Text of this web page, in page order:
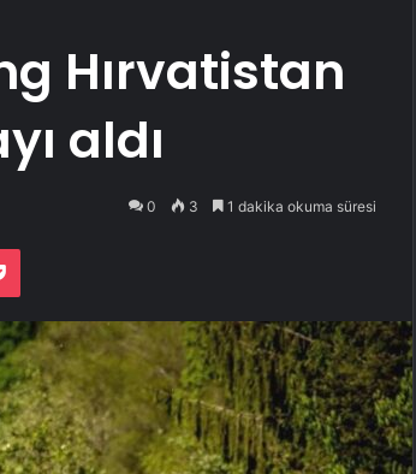
Hırvatistan
aldı
0 3 1 dakika okuma süresi
Pocket